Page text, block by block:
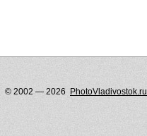
© 2002 — 2026 PhotoVladivostok.ru